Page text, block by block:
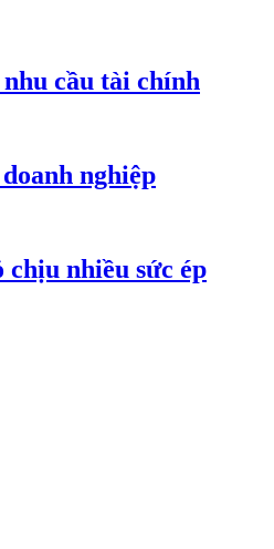
nhu cầu tài chính
nghiệp
nhiều sức ép